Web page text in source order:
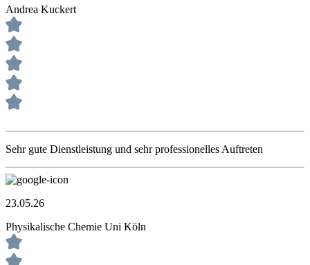
Andrea Kuckert
Sehr gute Dienstleistung und sehr professionelles Auftreten
23.05.26
Physikalische Chemie Uni Köln